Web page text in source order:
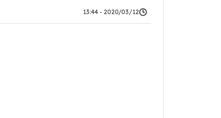
2020/03/12 - 13:44